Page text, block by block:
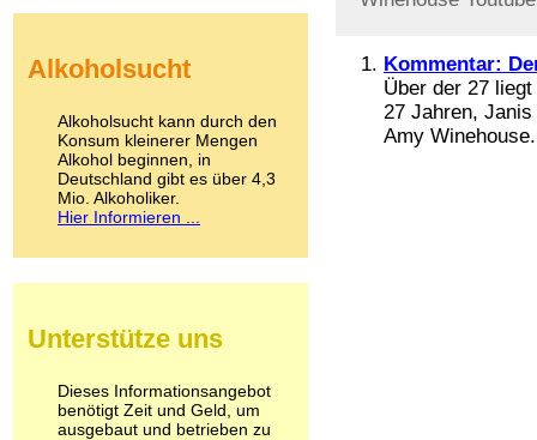
Kommentar:
Über der 27
27 Jahren,
Amy
Kokain
LSD
Marihuana
Medikamente
Meskalin
Metamphetamin
Methadon
Pilze
Psychopharmaka
Schlafmittel
Schmerzmittel
Alkoholsucht
Alkoholsucht kann durch den
Konsum kleinerer Mengen
Alkohol beginnen, in
Deutschland gibt es über 4,3
Mio. Alkoholiker.
Hier Informieren ...
Unterstütze uns
Dieses Informationsangebot
benötigt Zeit und Geld, um
ausgebaut und betrieben zu